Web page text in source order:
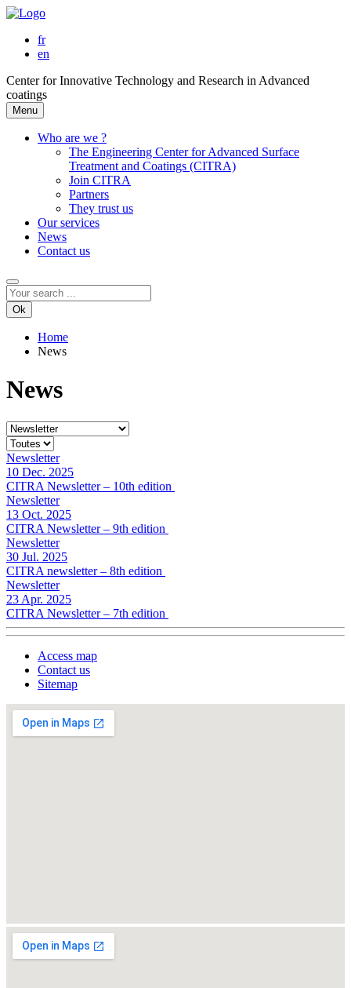
fr
en
Center for Innovative Technology and Research in Advanced
coatings
Menu
Who are we ?
The Engineering Center for Advanced Surface
Treatment and Coatings (CITRA)
Join CITRA
Partners
They trust us
Our services
News
Contact us
Ok
Home
News
News
Newsletter
10 Dec. 2025
CITRA Newsletter – 10th edition
Newsletter
13 Oct. 2025
CITRA Newsletter – 9th edition
Newsletter
30 Jul. 2025
CITRA newsletter – 8th edition
Newsletter
23 Apr. 2025
CITRA Newsletter – 7th edition
Access map
Contact us
Sitemap